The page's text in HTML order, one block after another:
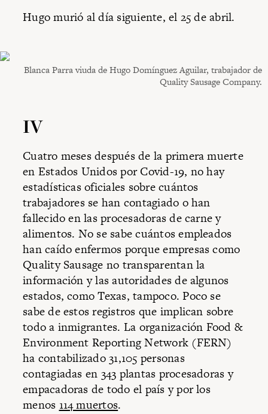
Hugo murió al día siguiente, el 25 de abril.
Blanca Parra viuda de Hugo Domínguez Aguilar, trabajador de
Quality Sausage Company.
IV
Cuatro meses después de la primera muerte
en Estados Unidos por Covid-19, no hay
estadísticas oficiales sobre cuántos
trabajadores se han contagiado o han
fallecido en las procesadoras de carne y
alimentos. No se sabe cuántos empleados
han caído enfermos porque empresas como
Quality Sausage no transparentan la
información y las autoridades de algunos
estados, como Texas, tampoco. Poco se
sabe de estos registros que implican sobre
todo a inmigrantes. La organización Food &
Environment Reporting Network (FERN)
ha contabilizado 31,105 personas
contagiadas en 343 plantas procesadoras y
empacadoras de todo el país y por los
menos 114 muertos.